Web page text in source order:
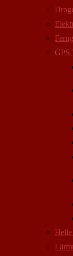
GPS
Helle